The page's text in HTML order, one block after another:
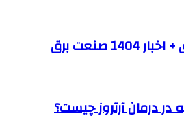
صنعت برق
درمان آرتروز چیست؟